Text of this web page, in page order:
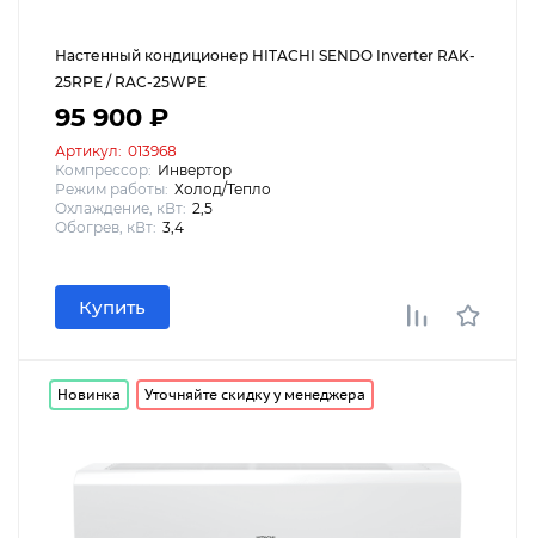
Настенный кондиционер HITACHI SENDO Inverter RAK-
25RPE / RAC-25WPE
95 900 ₽
Артикул: 013968
Компрессор: Инвертор
Режим работы: Холод/Тепло
Охлаждение, кВт: 2,5
Обогрев, кВт: 3,4
Купить
Новинка Уточняйте скидку у менеджера